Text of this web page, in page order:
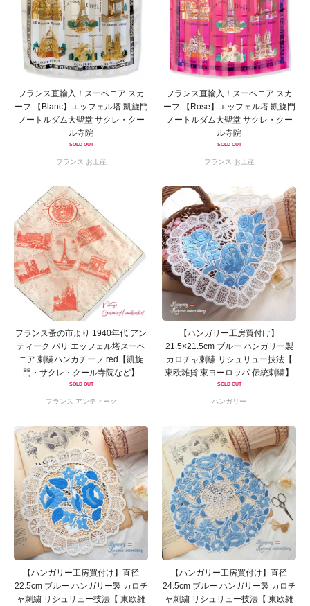
フランス直輸入！スーベニア スカ
ーフ 【Blanc】エッフェル塔 凱旋門
ノートルダム大聖堂 サクレ・クー
ル寺院
SOLD OUT
フランス お土産
フランス直輸入！スーベニア スカ
ーフ 【Rose】エッフェル塔 凱旋門
ノートルダム大聖堂 サクレ・クー
ル寺院
SOLD OUT
フランス お土産
フランス蚤の市より 1940年代 アン
ティーク パリ エッフェル塔スーベ
ニア 刺繍ハンカチーフ red【凱旋
門・サクレ・クール寺院など】
SOLD OUT
フランス アンティーク
【ハンガリー工房買付け】
21.5×21.5cm ブルー ハンガリー製
カロチャ刺繍 リシュリュー技法【
東欧雑貨 東ヨーロッパ 伝統刺繍】
SOLD OUT
ハンガリー
【ハンガリー工房買付け】直径
22.5cm ブルー ハンガリー製 カロチ
ャ刺繍 リシュリュー技法【 東欧雑
【ハンガリー工房買付け】直径
24.5cm ブルー ハンガリー製 カロチ
ャ刺繍 リシュリュー技法【 東欧雑